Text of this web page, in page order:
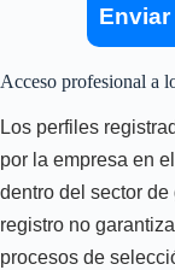
Acceso profesional a
Los perfiles
por la empresa en
dentro del sector
registro no
procesos de